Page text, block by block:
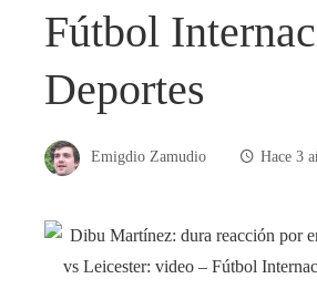
Fútbol
Deportes
Emigdio Zamudio Hace 3